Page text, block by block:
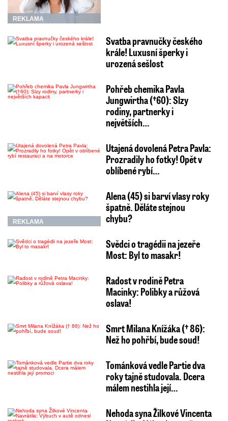
REKLAMA
Svatba pravnučky českého
krále! Luxusní šperky i
urozená sešlost
Pohřeb chemika Pavla
Jungwirtha (†60): Slzy
rodiny, partnerky i
největších…
Utajená dovolená Petra Pavla:
Prozradily ho fotky! Opět v
oblíbené rybí…
REKLAMA
Alena (45) si barví vlasy roky
špatně. Děláte stejnou
chybu?
Svědci o tragédii na jezeře
Most: Byl to masakr!
Radost v rodině Petra
Macinky: Polibky a růžová
oslava!
Smrt Milana Knížáka († 86):
Než ho pohřbí, bude soud!
Tománková vedle Partie dva
roky tajně studovala. Dcera
málem nestihla její…
Nehoda syna Žilkové Vincenta